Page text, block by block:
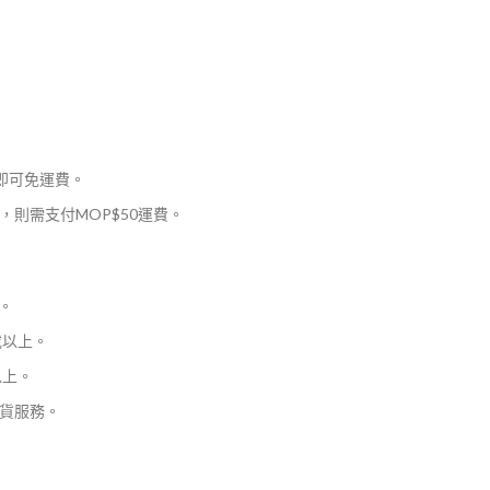
免運費。
則需支付MOP$50運費。
上。
。
服務。